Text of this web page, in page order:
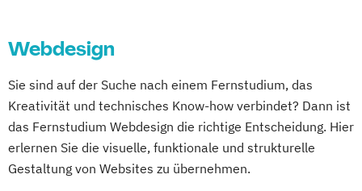
Growth Hacking for Entrepreneurs (DE/EN)
Heilpädagogik
Heilpädagogik und Inklusion
Heilpädagogik/Inklusionspädagogik
Hotelmanagement (DE/EN)
IT-Management Immobilienmanagement
Immobilienmanagement für
Erwachsenenbildung und Digitalisierung
Executive MBA für Ärztinnen und Ärzte
Finance Accounting
Controlling & Taxation
Gesundheitspsychologie
Gesundheitspsychologie im Online-
Prozess- und Produktdesign
Psychologie mit Schwerpunkt Klinische
Psychologie und Psychologisches
Empowerment
Psychosoziale Beratung in Sozialer Arbeit
Sicherheitsmanagement Soziale Arbeit
Sozialmanagement
Webdesign
Sie sind auf der Suche nach einem Fernstudium, das
Kreativität und technisches Know-how verbindet? Dann ist
das Fernstudium Webdesign die richtige Entscheidung. Hier
erlernen Sie die visuelle, funktionale und strukturelle
Gestaltung von Websites zu übernehmen.